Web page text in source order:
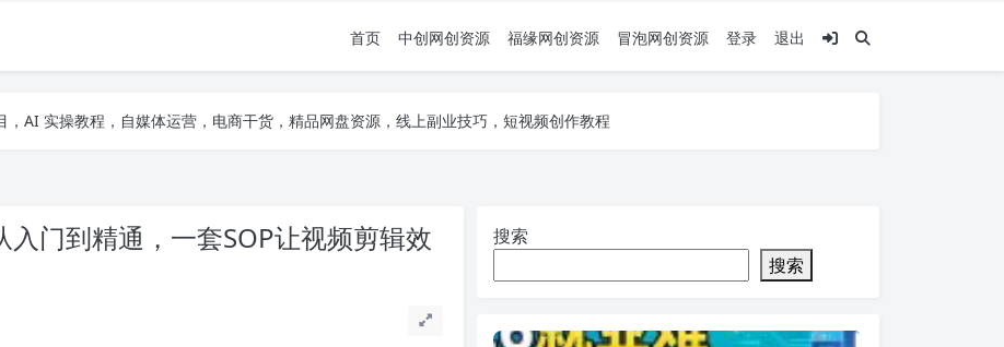
首页 中创网创资源 福缘网创资源 冒泡网创资源 登录 退出
AI 实操教程，自媒体运营，电商干货，精品网盘资源，线上副业技巧，短视频创作教程
入门到精通，一套SOP让视频剪辑效
搜索
搜索